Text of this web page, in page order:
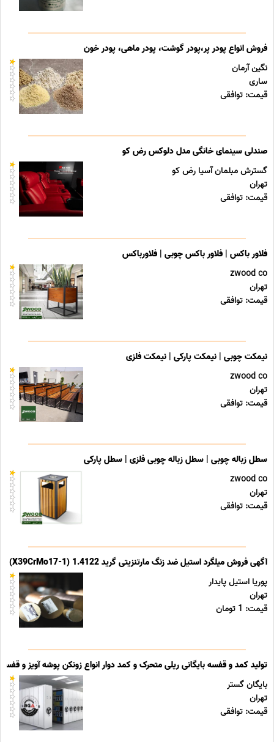
فروش انواع پودر پر،پودر گوشت، پودر ماهی، پودر خون
نگین آرمان
ساری
قیمت: توافقی
صندلی سینمای خانگی مدل دلوکس رض کو
گسترش مبلمان آسیا رض کو
تهران
قیمت: توافقی
فلاور باکس | فلاور باکس چوبی | فلاورباکس
zwood co
تهران
قیمت: توافقی
نیمکت چوبی | نیمکت پارکی | نیمکت فلزی
zwood co
تهران
قیمت: توافقی
سطل زباله چوبی | سطل زباله چوبی فلزی | سطل پارکی
zwood co
تهران
قیمت: توافقی
آگهی فروش میلگرد استیل ضد زنگ مارتنزیتی گرید 1.4122 (X39CrMo17-1)
پوریا استیل پایدار
تهران
قیمت: 1 تومان
تولید کمد و قفسه بایگانی ریلی متحرک و کمد دوار انواع زونکن پوشه آویز و قفسه
بایگان گستر
تهران
قیمت: توافقی